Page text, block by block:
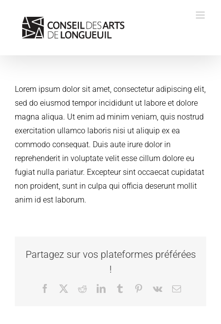
content
Lorem ipsum dolor sit amet, consectetur adipiscing elit,
sed do eiusmod tempor incididunt ut labore et dolore
magna aliqua. Ut enim ad minim veniam, quis nostrud
exercitation ullamco laboris nisi ut aliquip ex ea
commodo consequat. Duis aute irure dolor in
reprehenderit in voluptate velit esse cillum dolore eu
fugiat nulla pariatur. Excepteur sint occaecat cupidatat
non proident, sunt in culpa qui officia deserunt mollit
anim id est laborum.
Partagez sur vos plateformes préférées
!
Facebook
X RedditLinkedInTumblrPinterest
Vk Courriel